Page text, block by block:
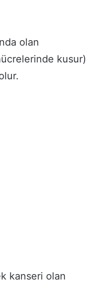
olan
kusur)
kanseri olan